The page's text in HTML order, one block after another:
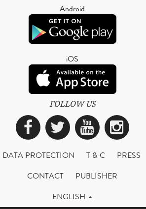
Android
iOS
FOLLOW US
Facebook
Twitter
DATA PROTECTION T & C
PRESS
CONTACT
PUBLISHER
ENGLISH